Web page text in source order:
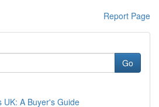
Report Page
Go
UK: A Buyer's Guide